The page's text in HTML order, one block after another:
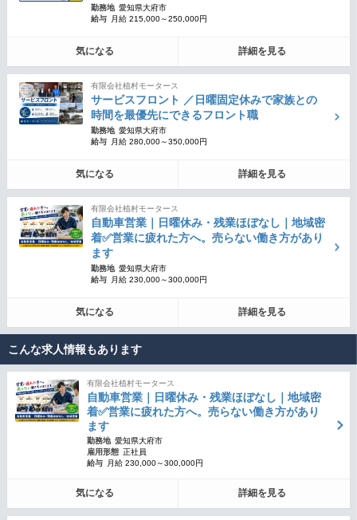
勤務地 愛知県大府市
給与
月給 215,000～250,000円
気になる 詳細を見る
有限会社植村モータース
サービスフロント ／日曜固定休みで家族との
時間を最優先にできるフロント職
勤務地 愛知県大府市
給与
月給 280,000～350,000円
気になる 詳細を見る
有限会社植村モータース
自動車営業｜日曜休み・残業ほぼなし｜地域密
着✅営業に疲れた方へ。売らない働き方があり
ます
勤務地 愛知県大府市
給与
月給 230,000～300,000円
気になる 詳細を見る
こんな求人情報もあります
有限会社植村モータース
自動車営業｜日曜休み・残業ほぼなし｜地域密
着✅営業に疲れた方へ。売らない働き方があり
ます
勤務地 愛知県大府市
雇用形態 正社員
給与
月給 230,000～300,000円
気になる 詳細を見る